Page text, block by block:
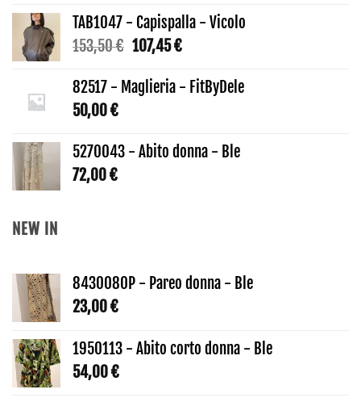
TAB1047 - Capispalla - Vicolo
153,50€ Il
originale
107,45€Il
attuale
82517 - Maglieria - FitByDele
50,00€
5270043 - Abito donna - Ble
72,00€
NEW IN
8430080P - Pareo donna - Ble
23,00€
1950113 - Abito corto donna - Ble
54,00€